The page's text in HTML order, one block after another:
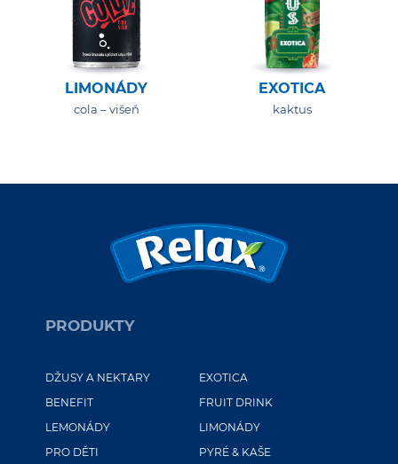
LIMONÁDY
cola – višeň
EXOTICA
kaktus
PRODUKTY
DŽUSY A NEKTARY
EXOTICA
BENEFIT
FRUIT DRINK
LEMONÁDY
LIMONÁDY
PRO DĚTI
PYRÉ & KAŠE